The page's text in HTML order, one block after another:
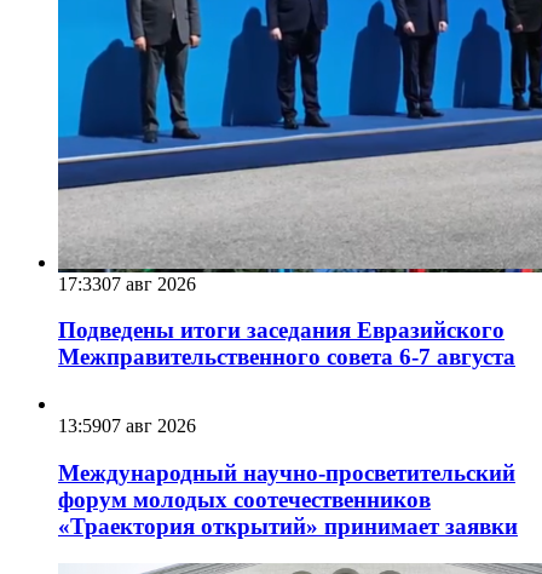
17:3307 авг 2026
Подведены итоги заседания Евразийского
Межправительственного совета 6-7 августа
13:5907 авг 2026
Международный научно-просветительский
форум молодых соотечественников
«Траектория открытий» принимает заявки